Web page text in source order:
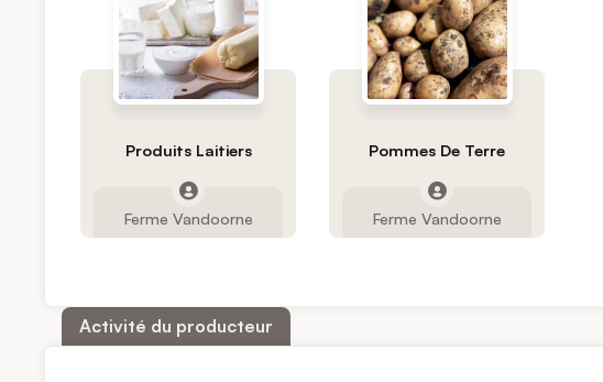
Produits Laitiers
Ferme Vandoorne
Pommes De Terre
Ferme Vandoorne
Activité du producteur